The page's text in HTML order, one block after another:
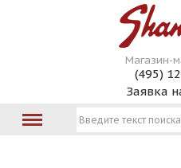
Магазин-
(495)
Заявка